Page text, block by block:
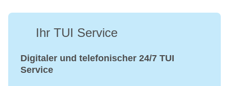
Ihr TUI Service
Digitaler und telefonischer 24/7 TUI
Service